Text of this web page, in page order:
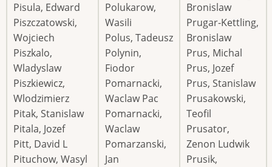
Pisula, Edward
Piszczatowski,
Wojciech
Piszkalo,
Wladyslaw
Piszkiewicz,
Wlodzimierz
Pitak, Stanislaw
Pitala, Jozef
Pitt, David L
Pituchow, Wasyl
Polukarow,
Wasili
Polus, Tadeusz
Polynin,
Fiodor
Pomarnacki,
Waclaw Pac
Pomarnacki,
Waclaw
Pomarzanski,
Jan
Bronislaw
Prugar-Kettling,
Bronislaw
Prus, Michal
Prus, Jozef
Prus, Stanislaw
Prusakowski,
Teofil
Prusator,
Zenon Ludwik
Prusik,